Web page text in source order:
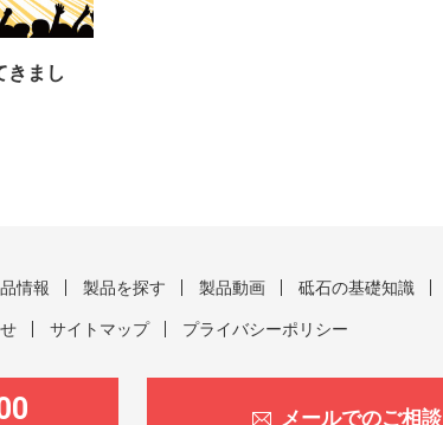
きまし
情報 製品を探す 製品動画 砥石の基礎知識
サイトマップ プライバシーポリシー
メールでのご相談